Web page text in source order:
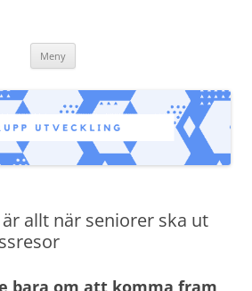
Meny Hoppa
innehåll
allt när seniorer ska ut
bara om att komma fram